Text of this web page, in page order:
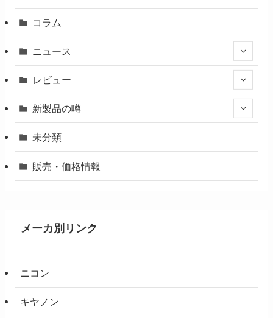
コラム
ニュース
レビュー
新製品の噂
未分類
販売・価格情報
メーカ別リンク
ニコン
キヤノン